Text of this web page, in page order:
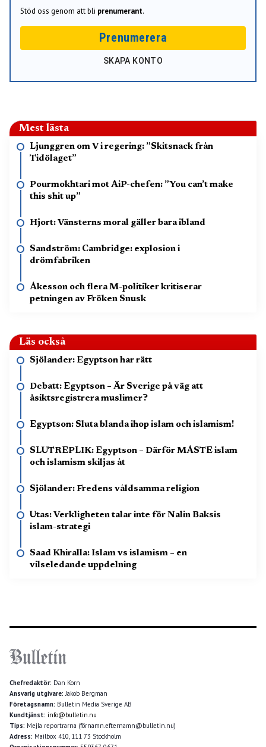
Stöd oss genom att bli prenumerant.
Prenumerera
SKAPA KONTO
Mest lästa
Ljunggren om V i regering: ”Skitsnack från
Tidölaget”
Pourmokhtari mot AiP-chefen: ”You can’t make
this shit up”
Hjort: Vänsterns moral gäller bara ibland
Sandström: Cambridge: explosion i
drömfabriken
Åkesson och flera M-politiker kritiserar
petningen av Fröken Snusk
Läs också
Debatt: Egyptson – Är Sverige på väg att
åsiktsregistrera muslimer?
Egyptson: Sluta blanda ihop islam och islamism!
SLUTREPLIK: Egyptson – Därför MÅSTE islam
och islamism skiljas åt
Sjölander: Fredens våldsamma religion
Utas: Verkligheten talar inte för Nalin Baksis
islam-strategi
Saad Khiralla: Islam vs islamism – en
vilseledande uppdelning
Chefredaktör: Dan Korn
Ansvarig utgivare: Jakob Bergman
Företagsnamn: Bulletin Media Sverige AB
Kundtjänst: info@bulletin.nu
Tips: Mejla reportrarna (förnamn.efternamn@bulletin.nu)
Adress: Mailbox 410, 111 73 Stockholm